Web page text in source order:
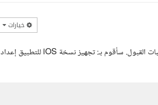
خيارات
مرحبا، لدي خبرة واسعة في رفع تطبيقات Flutter على متجر Apple ومعالجة جميع متطلبات القبول. سأقوم بـ: تجهيز نسخة iOS للتطبيق إعداد